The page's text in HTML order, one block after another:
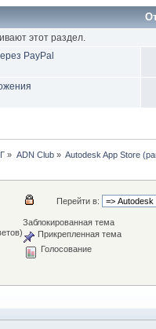
этот раздел.
PayPal
» ADN Club» Autodesk App Store
Перейти в:
Заблокированная тема
Прикрепленная тема
Голосование